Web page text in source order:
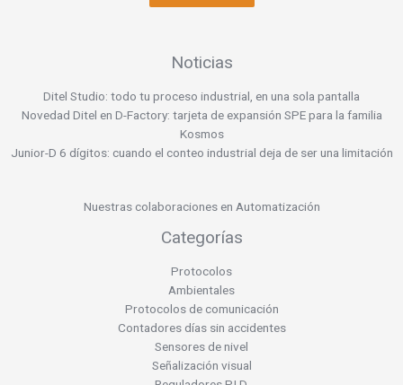
Noticias
Ditel Studio: todo tu proceso industrial, en una sola pantalla
Novedad Ditel en D-Factory: tarjeta de expansión SPE para la familia
Kosmos
Junior-D 6 dígitos: cuando el conteo industrial deja de ser una limitación
Nuestras colaboraciones en Automatización
Categorías
Protocolos
Ambientales
Protocolos de comunicación
Contadores días sin accidentes
Sensores de nivel
Señalización visual